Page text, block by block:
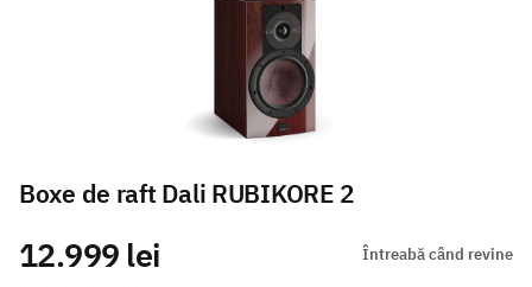
Boxe de raft Dali RUBIKORE 2
Întreabă când revine
12.999 lei